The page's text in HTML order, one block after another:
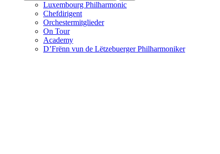
Luxembourg Philharmonic
Chefdirigent
Orchestermitglieder
On Tour
Academy
D’Frënn vun de Lëtzebuerger Philharmoniker